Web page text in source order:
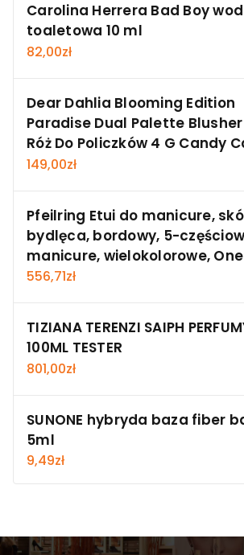
Carolina Herrera Bad Boy
toaletowa 10 ml
82,00zł
Dear Dahlia Blooming Edition
Paradise Dual Palette
Róż Do Policzków 4 G Candy
149,00zł
Pfeilring Etui do manicure,
bydlęca, bordowy, 5-
manicure, wielokolorowe, One
556,71zł
TIZIANA TERENZI SAIPH
100ML TESTER
801,00zł
SUNONE hybryda baza fiber
5ml
9,49zł